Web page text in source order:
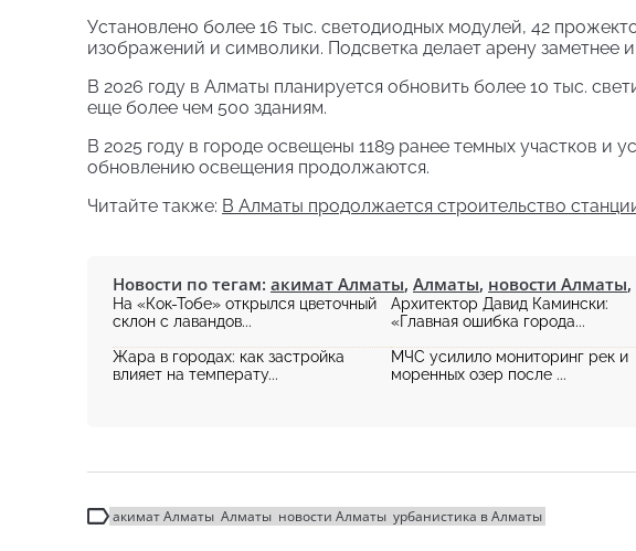
Установлено более 16 тыс. светодиодных модулей, 42
изображений и символики. Подсветка делает арену заметнее
В 2026 году в Алматы планируется обновить более 10 тыс.
еще более чем 500 зданиям.
В 2025 году в городе освещены 1189 ранее темных участков и
обновлению освещения продолжаются.
Читайте также: В Алматы продолжается строительство
Новости по тегам: акимат Алматы, Алматы, новости Алматы,
На «Кок-Тобе» открылся цветочный
склон с лавандов...
Архитектор Давид Камински:
«Главная ошибка города...
Жара в городах: как застройка
влияет на температу...
МЧС усилило мониторинг рек и
моренных озер после ...
акимат Алматы Алматы новости Алматы урбанистика в Алматы